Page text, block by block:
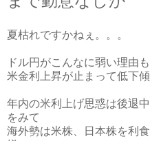
夏枯れですかねぇ。。。
ドル円がこんなに弱い理由
米金利上昇が止まって低下
年内の米利上げ思惑は後退
をみて
海外勢は米株、日本株を利